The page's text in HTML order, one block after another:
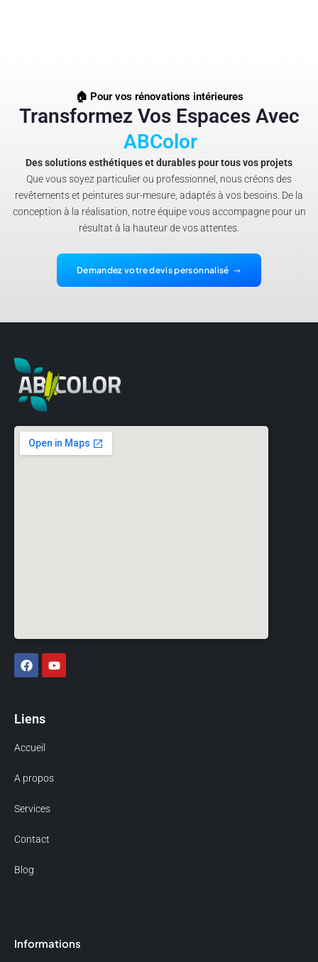
🏠 Pour vos rénovations intérieures
Transformez Vos Espaces Avec
ABColor
Des solutions esthétiques et durables pour tous vos projets
Que vous soyez particulier ou professionnel, nous créons des
revêtements et peintures sur-mesure, adaptés à vos besoins. De la
conception à la réalisation, notre équipe vous accompagne pour un
résultat à la hauteur de vos attentes.
Demandez votre devis personnalisé
F
a
o
k
Y
o
Liens
Accueil
A propos
Services
Contact
Blog
Informations